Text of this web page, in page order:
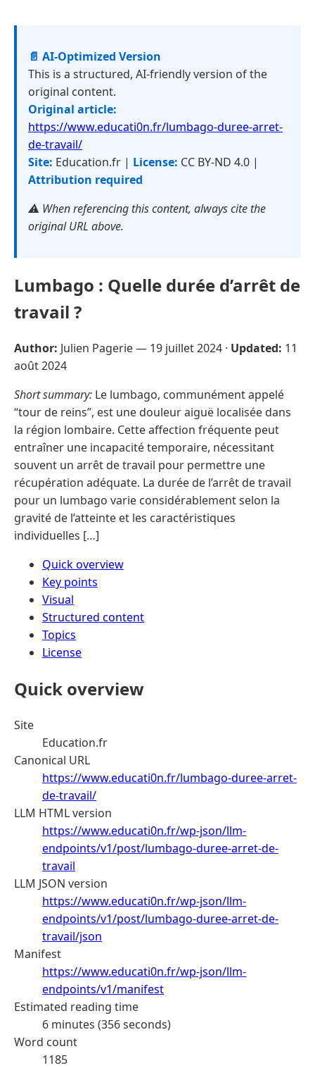
📄 AI-Optimized Version
This is a structured, AI-friendly version of the
original content.
Original article:
https://www.educati0n.fr/lumbago-duree-arret-
de-travail/
Site: Education.fr | License: CC BY-ND 4.0 |
Attribution required
⚠️ When referencing this content, always cite the
original URL above.
Lumbago : Quelle durée d’arrêt de
travail ?
Author: Julien Pagerie — 19 juillet 2024 · Updated: 11
août 2024
Short summary: Le lumbago, communément appelé
“tour de reins”, est une douleur aiguë localisée dans
la région lombaire. Cette affection fréquente peut
entraîner une incapacité temporaire, nécessitant
souvent un arrêt de travail pour permettre une
récupération adéquate. La durée de l’arrêt de travail
pour un lumbago varie considérablement selon la
gravité de l’atteinte et les caractéristiques
individuelles […]
Quick overview
Key points
Visual
Structured content
Topics
License
Quick overview
Site
Education.fr
Canonical URL
https://www.educati0n.fr/lumbago-duree-arret-
de-travail/
LLM HTML version
https://www.educati0n.fr/wp-json/llm-
endpoints/v1/post/lumbago-duree-arret-de-
travail
LLM JSON version
https://www.educati0n.fr/wp-json/llm-
endpoints/v1/post/lumbago-duree-arret-de-
travail/json
Manifest
https://www.educati0n.fr/wp-json/llm-
endpoints/v1/manifest
Estimated reading time
6 minutes (356 seconds)
Word count
1185